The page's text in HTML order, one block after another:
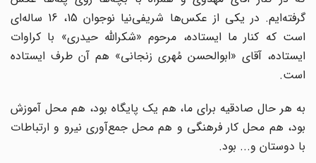
گرفته‌ایم. در یکی از عکس‌ها شریفی‌نیا نوجوان 15، 16 ساله‌ای
است که کنار ما ایستاده، مرحوم «شکرالله حیدری» با کراوات
ایستاده، آقای «ابوالحسن مُهری زنجانی» هم آن طرف ایستاده
است.
به هر حال صادقیه برای ما، هم یک پایگاه بود، هم محل آموزش
بود، هم محل کار فرهنگی و هم محل جمع‌آوری نیرو و ارتباطات
با دوستان و... بود.